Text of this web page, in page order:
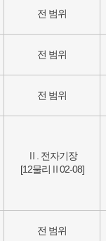
전 범위
전 범위
전 범위
Ⅱ. 전자기장
[12물리Ⅱ02-08]
전 범위